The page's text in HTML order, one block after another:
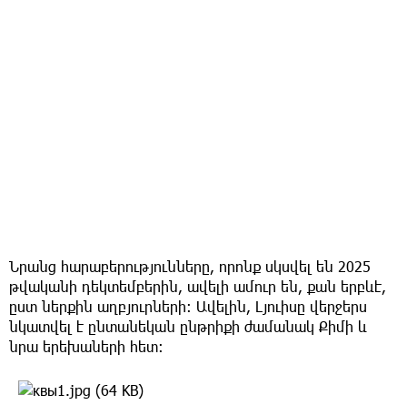
Նրանց հարաբերությունները, որոնք սկսվել են 2025
թվականի դեկտեմբերին, ավելի ամուր են, քան երբևէ,
ըստ ներքին աղբյուրների։ Ավելին, Լյուիսը վերջերս
նկատվել է ընտանեկան ընթրիքի ժամանակ Քիմի և
նրա երեխաների հետ։